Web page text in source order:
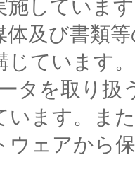
施していま
体及び書類
じています。
ータを取り
います。ま
ウェアから